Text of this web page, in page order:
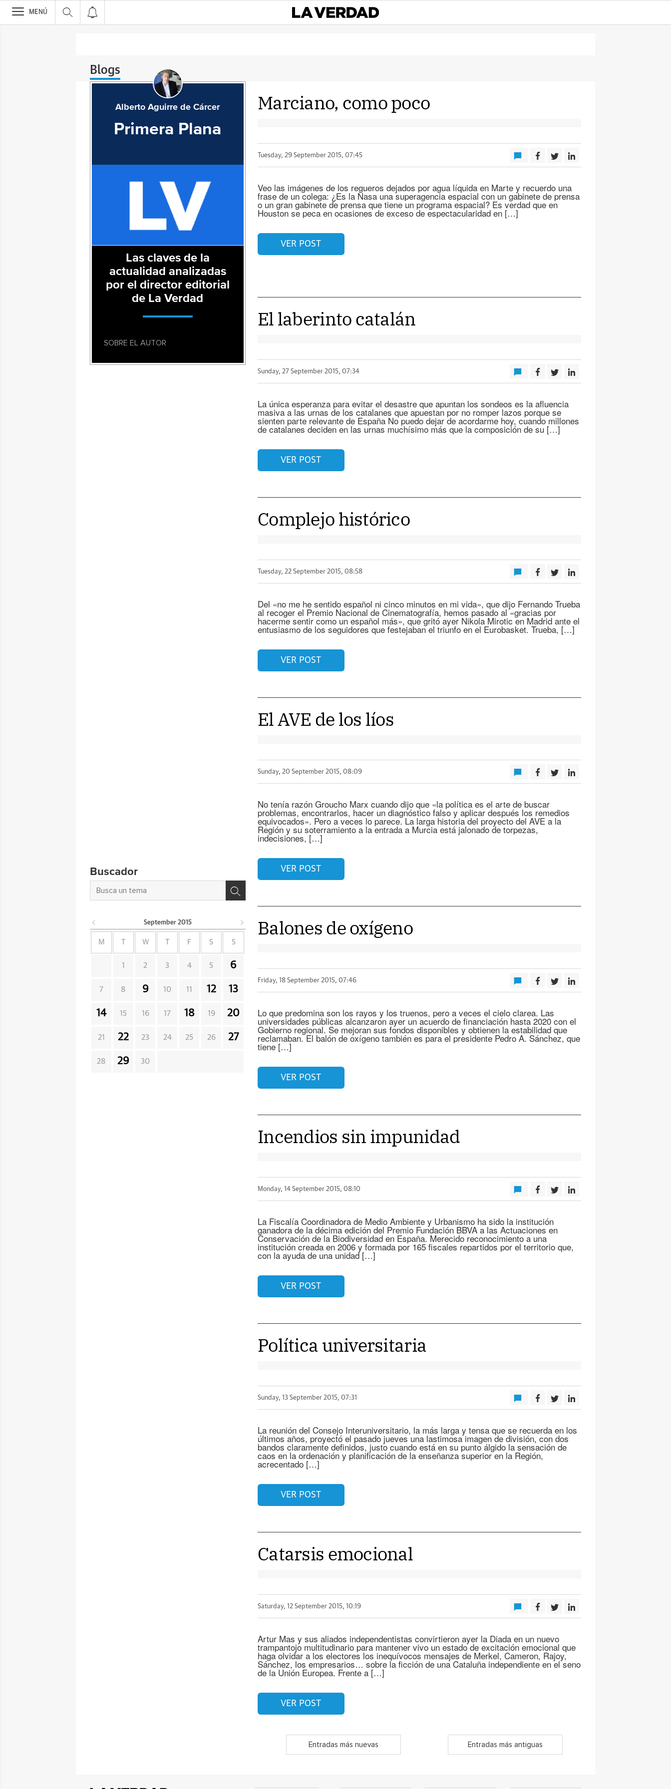
>
MENÚ
Blogs
Marciano, como poco
Tuesday, 29 September 2015, 07:45
Veo las imágenes de los regueros dejados por agua líquida en Marte y recuerdo una
frase de un colega: ¿Es la Nasa una superagencia espacial con un gabinete de prensa
o un gran gabinete de prensa que tiene un programa espacial? Es verdad que en
Houston se peca en ocasiones de exceso de espectacularidad en […]
VER POST
El laberinto catalán
Sunday, 27 September 2015, 07:34
La única esperanza para evitar el desastre que apuntan los sondeos es la afluencia
masiva a las urnas de los catalanes que apuestan por no romper lazos porque se
sienten parte relevante de España No puedo dejar de acordarme hoy, cuando millones
de catalanes deciden en las urnas muchísimo más que la composición de su […]
VER POST
Complejo histórico
Tuesday, 22 September 2015, 08:58
Del «no me he sentido español ni cinco minutos en mi vida», que dijo Fernando Trueba
al recoger el Premio Nacional de Cinematografía, hemos pasado al «gracias por
hacerme sentir como un español más», que gritó ayer Nikola Mirotic en Madrid ante el
entusiasmo de los seguidores que festejaban el triunfo en el Eurobasket. Trueba, […]
VER POST
El AVE de los líos
Sunday, 20 September 2015, 08:09
No tenía razón Groucho Marx cuando dijo que «la política es el arte de buscar
problemas, encontrarlos, hacer un diagnóstico falso y aplicar después los remedios
equivocados». Pero a veces lo parece. La larga historia del proyecto del AVE a la
Región y su soterramiento a la entrada a Murcia está jalonado de torpezas,
indecisiones, […]
VER POST
Balones de oxígeno
Friday, 18 September 2015, 07:46
Lo que predomina son los rayos y los truenos, pero a veces el cielo clarea. Las
universidades públicas alcanzaron ayer un acuerdo de financiación hasta 2020 con el
Gobierno regional. Se mejoran sus fondos disponibles y obtienen la estabilidad que
reclamaban. El balón de oxígeno también es para el presidente Pedro A. Sánchez, que
tiene […]
VER POST
Incendios sin impunidad
Monday, 14 September 2015, 08:10
La Fiscalía Coordinadora de Medio Ambiente y Urbanismo ha sido la institución
ganadora de la décima edición del Premio Fundación BBVA a las Actuaciones en
Conservación de la Biodiversidad en España. Merecido reconocimiento a una
institución creada en 2006 y formada por 165 fiscales repartidos por el territorio que,
con la ayuda de una unidad […]
VER POST
Política universitaria
Sunday, 13 September 2015, 07:31
La reunión del Consejo Interuniversitario, la más larga y tensa que se recuerda en los
últimos años, proyectó el pasado jueves una lastimosa imagen de división, con dos
bandos claramente definidos, justo cuando está en su punto álgido la sensación de
caos en la ordenación y planificación de la enseñanza superior en la Región,
acrecentado […]
VER POST
Catarsis emocional
Saturday, 12 September 2015, 10:19
Artur Mas y sus aliados independentistas convirtieron ayer la Diada en un nuevo
trampantojo multitudinario para mantener vivo un estado de excitación emocional que
haga olvidar a los electores los inequívocos mensajes de Merkel, Cameron, Rajoy,
Sánchez, los empresarios… sobre la ficción de una Cataluña independiente en el seno
de la Unión Europea. Frente a […]
VER POST
Entradas más nuevas Entradas más antiguas
Alberto Aguirre de Cárcer
Primera Plana
Las claves de la
actualidad analizadas
por el director editorial
de La Verdad
SOBRE EL AUTOR
Buscador
September 2015
M W F S S
1 2 3 4 5 6
7 8 9 10 11 12 13
14 15 16 17 18 19 20
21 22 23 24 25 26 27
28 29 30